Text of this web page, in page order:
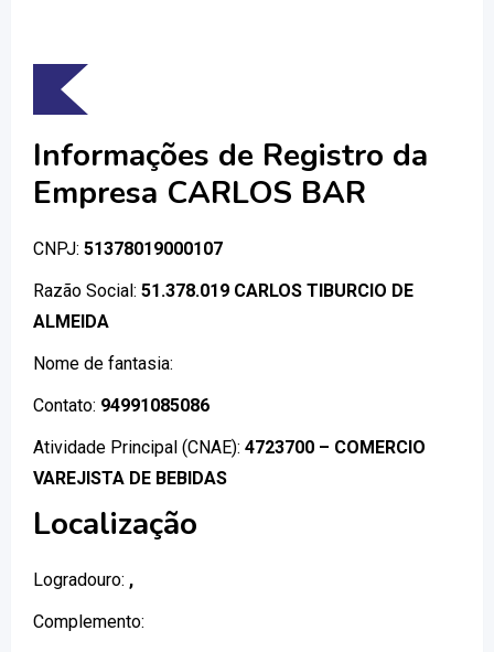
Informações de Registro da
Empresa CARLOS BAR
CNPJ: 51378019000107
Razão Social: 51.378.019 CARLOS TIBURCIO DE
ALMEIDA
Nome de fantasia:
Contato: 94991085086
Atividade Principal (CNAE): 4723700 – COMERCIO
VAREJISTA DE BEBIDAS
Localização
Logradouro: ,
Complemento: